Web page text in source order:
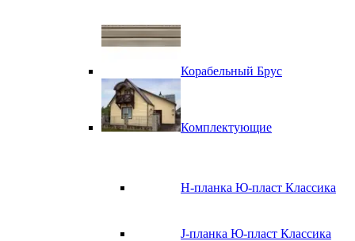
Корабельный Брус
Комплектующие
H-планка Ю-пласт Классика
J-планка Ю-пласт Классика